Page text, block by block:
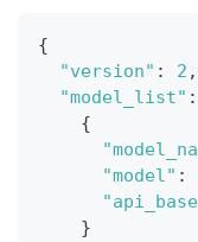
{
"version" : 2 ,
"model_list" :
{
"model" :
}